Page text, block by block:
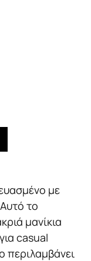
με
το
μανίκια
casual
περιλαμβάνει